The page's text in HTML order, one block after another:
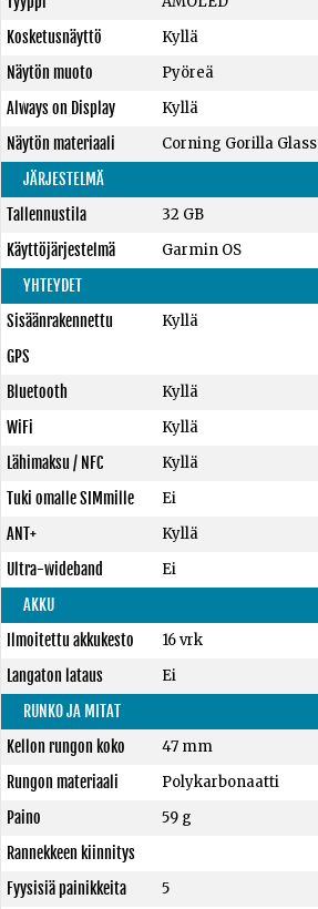
Kosketusnäyttö
Kyllä
Näytön muoto
Pyöreä
Always on Display
Kyllä
Näytön materiaali
Corning Gorilla Glass
JÄRJESTELMÄ
Tallennustila
32 GB
Käyttöjärjestelmä
Garmin OS
YHTEYDET
Sisäänrakennettu
GPS
Kyllä
Bluetooth Kyllä
WiFi
Kyllä
Lähimaksu / NFC
Kyllä
Tuki omalle SIMmille
Ei
ANT+
Kyllä
Ultra-wideband
Ei
AKKU
Ilmoitettu akkukesto
16 vrk
Langaton lataus
Ei
RUNKO JA MITAT
Kellon rungon koko
47 mm
Rungon materiaali
Polykarbonaatti
Paino
59 g
Rannekkeen kiinnitys
Fyysisiä painikkeita
5